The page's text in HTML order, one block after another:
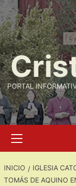
Saltar
al
contenido
PORTAL
primario
INICIO IGLESIA
TOMÁS DE AQUINO